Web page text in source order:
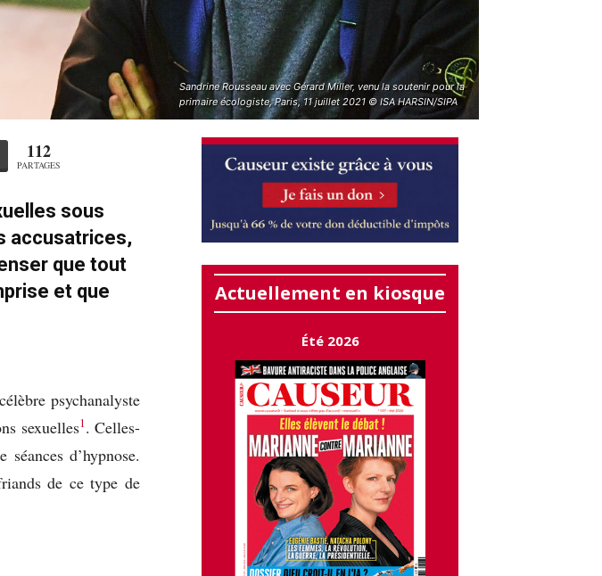
Sandrine Rousseau avec Gérard Miller, venu la soutenir pour la
primaire écologiste, Paris, 11 juillet 2021 © ISA HARSIN/SIPA
112
PARTAGES
sous
accusatrices,
que tout
et que
psychanalyste
sexuelles1. Celles-
d’hypnose.
de ce type de
Actuellement en kiosque
Été 2026